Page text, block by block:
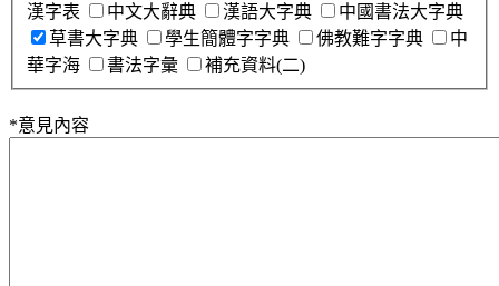
漢字表
中文大辭典 漢語大字典
中國書法大字典
草書大字典
學生簡體字字典 佛教難字字典
中
華字海
書法字彙 補充資料(二)
*意見內容